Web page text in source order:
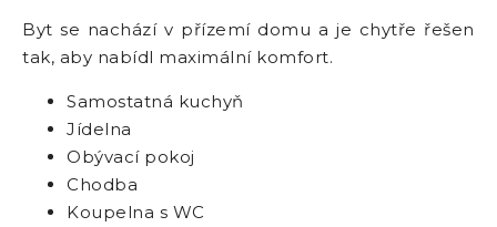
Byt se nachází v přízemí domu a je chytře řešen
tak, aby nabídl maximální komfort.
Samostatná kuchyň
Jídelna
Obývací pokoj
Chodba
Koupelna s WC